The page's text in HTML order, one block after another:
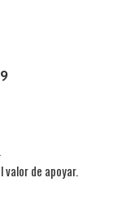
valor de apoyar.